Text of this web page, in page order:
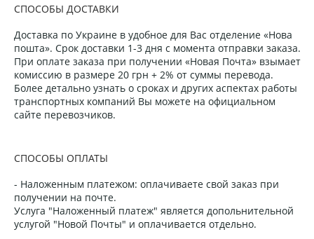
СПОСОБЫ ДОСТАВКИ
Доставка по Украине в удобное для Вас отделение «Нова
пошта». Срок доставки 1-3 дня с момента отправки заказа.
При оплате заказа при получении «Новая Почта» взымает
комиссию в размере 20 грн + 2% от суммы перевода.
Более детально узнать о сроках и других аспектах работы
транспортных компаний Вы можете на официальном
сайте перевозчиков.
СПОСОБЫ ОПЛАТЫ
- Наложенным платежом: оплачиваете свой заказ при
получении на почте.
Услуга "Наложенный платеж" является допольнительной
услугой "Новой Почты" и оплачивается отдельно.